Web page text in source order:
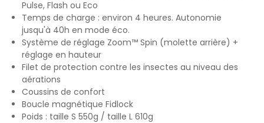
Pulse, Flash ou Eco
Temps de charge : environ 4 heures. Autonomie
jusqu'à 40h en mode éco.
Système de réglage Zoom™ Spin (molette arrière) +
réglage en hauteur
Filet de protection contre les insectes au niveau des
aérations
Coussins de confort
Boucle magnétique Fidlock
Poids : taille S 550g / taille L 610g